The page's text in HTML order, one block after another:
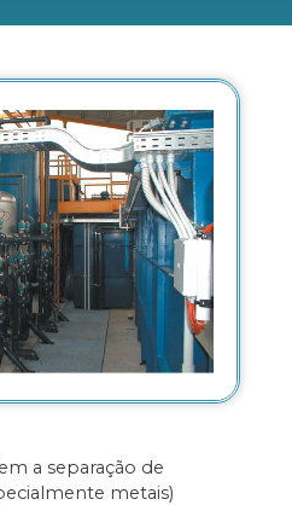
a separação de
metais)